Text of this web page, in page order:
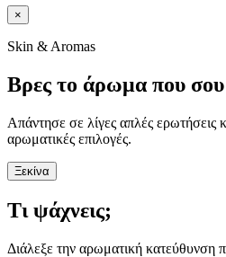
×
Skin & Aromas
Βρες το άρωμα που σου
Απάντησε σε λίγες απλές ερωτήσεις
αρωματικές επιλογές.
Ξεκίνα
Τι ψάχνεις;
Διάλεξε την αρωματική κατεύθυνση